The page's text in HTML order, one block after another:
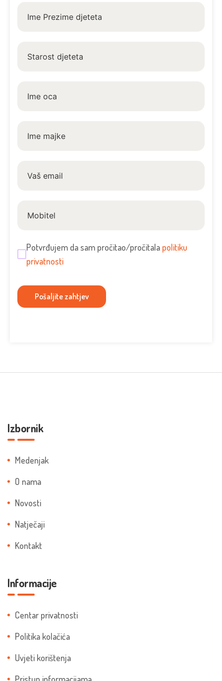
Potvrđujem da sam pročitao/pročitala politiku
privatnosti
Izbornik
Medenjak
O nama
Novosti
Natječaji
Kontakt
Informacije
Centar privatnosti
Politika kolačića
Uvjeti korištenja